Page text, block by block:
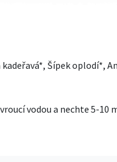
Šípek oplodí*,
vodou a nechte 5-10